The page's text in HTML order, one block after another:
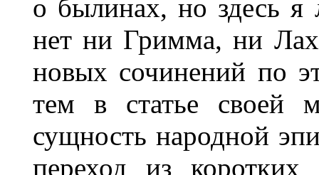
о былинах, но здесь
нет ни Гримма, ни
новых сочинений по
тем в статье своей
сущность народной
переход из